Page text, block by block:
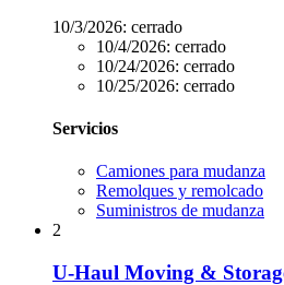
10/3/2026: cerrado
10/4/2026: cerrado
10/24/2026: cerrado
10/25/2026: cerrado
Servicios
Camiones para mudanza
Remolques y remolcado
Suministros de mudanza
2
U-Haul Moving &